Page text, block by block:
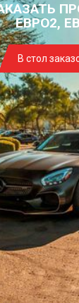
ЕВРО2,
В стол